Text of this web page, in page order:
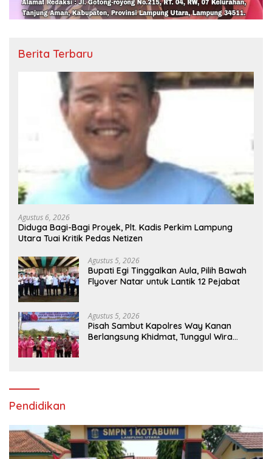
Berita Terbaru
Agustus 6, 2026
Diduga Bagi-Bagi Proyek, Plt. Kadis Perkim Lampung
Utara Tuai Kritik Pedas Netizen
Agustus 5, 2026
Bupati Egi Tinggalkan Aula, Pilih Bawah
Flyover Natar untuk Lantik 12 Pejabat
Agustus 5, 2026
Pisah Sambut Kapolres Way Kanan
Berlangsung Khidmat, Tunggul Wira
Pendidikan